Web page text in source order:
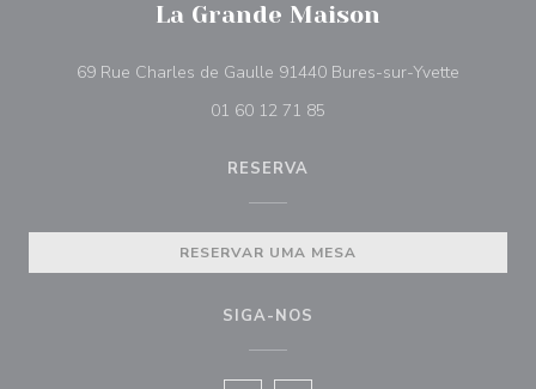
La Grande Maison
69 Rue Charles de Gaulle 91440 Bures-sur-Yvette
01 60 12 71 85
RESERVA
RESERVAR UMA MESA
SIGA-NOS